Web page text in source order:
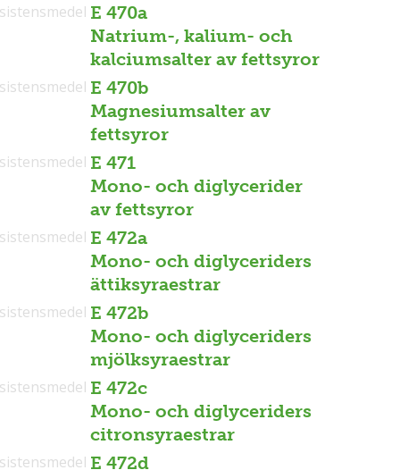
E 470a
Natrium-, kalium- och
kalciumsalter av fettsyror
E 470b
Magnesiumsalter av
fettsyror
E 471
Mono- och diglycerider
av fettsyror
E 472a
Mono- och diglyceriders
ättiksyraestrar
E 472b
Mono- och diglyceriders
mjölksyraestrar
E 472c
Mono- och diglyceriders
citronsyraestrar
E 472d